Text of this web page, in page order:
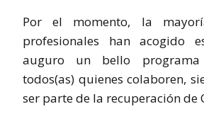
Por el momento, la
profesionales han acogido
auguro un bello
todos(as) quienes colaboren,
ser parte de la recuperación de